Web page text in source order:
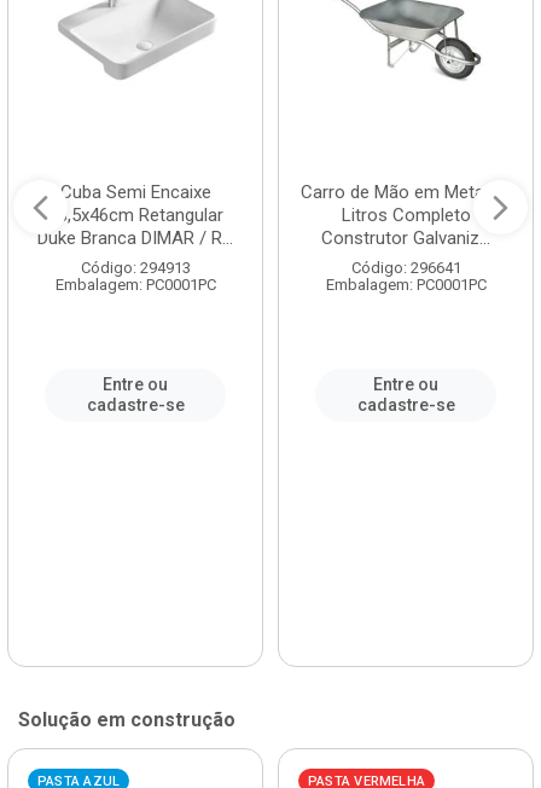
Cuba Semi Encaixe
58,5x46cm Retangular
Duke Branca DIMAR / R...
Código: 294913
Embalagem: PC0001PC
Entre ou
cadastre-se
Carro de Mão em Metal 60
Litros Completo
Construtor Galvaniz...
Código: 296641
Embalagem: PC0001PC
Entre ou
cadastre-se
Solução em construção
PASTA AZUL PASTA VERMELHA